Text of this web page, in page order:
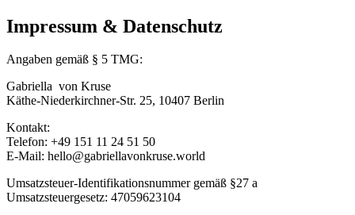
Impressum & Datenschutz
Angaben gemäß § 5 TMG:
Gabriella von Kruse
Käthe-Niederkirchner-Str. 25, 10407 Berlin
Kontakt:
Telefon: +49 151 11 24 51 50
E-Mail: hello@gabriellavonkruse.world
Umsatzsteuer-Identifikationsnummer gemäß §27 a
Umsatzsteuergesetz: 47059623104